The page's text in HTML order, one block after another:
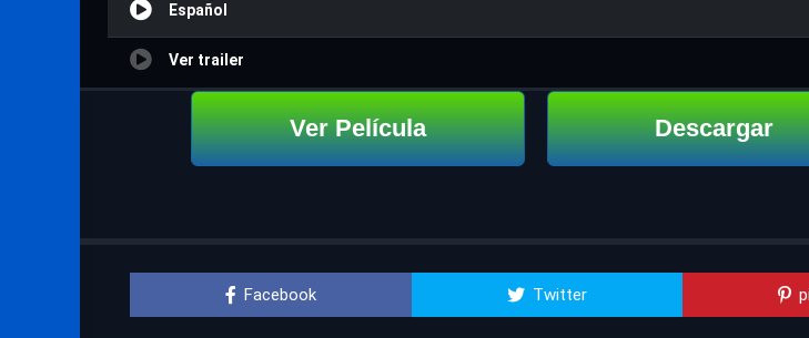
Español
Ver trailer
Ver Película Descargar
Facebook Twitter